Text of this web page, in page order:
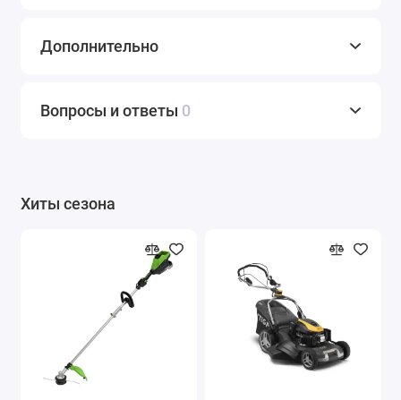
Вопросы и ответы 0
Дополнительно
Хиты сезона